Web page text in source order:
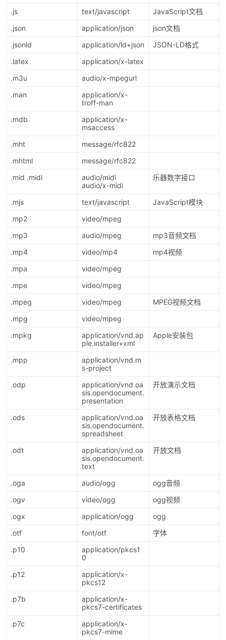
.js
text/javascript
JavaScript文档
.json
application/json
json文档
.jsonld
application/ld+json
JSON-LD格式
.latex
application/x-latex
.m3u
audio/x-mpegurl
.man
application/x-
troff-man
.mdb
application/x-
msaccess
.mht
message/rfc822
.mhtml
message/rfc822
.mid .midi
audio/midi
audio/x-midi
乐器数字接口
.mjs text/javascript
JavaScript模块
.mp2
video/mpeg
.mp3
audio/mpeg
mp3音频文档
.mp4
video/mp4
mp4视频
.mpa
video/mpeg
.mpe
video/mpeg
.mpeg
video/mpeg
MPEG视频文档
.mpg
video/mpeg
.mpkg
application/vnd.ap
ple.installer+xml
Apple安装包
.mpp
application/vnd.m
s-project
.odp
application/vnd.oa
sis.opendocument.
presentation
开放演示文档
.ods
application/vnd.oa
sis.opendocument.
spreadsheet
开放表格文档
.odt
application/vnd.oa
sis.opendocument.
text
开放文档
.oga audio/ogg
ogg音频
.ogv
video/ogg
ogg视频
.ogx
application/ogg
ogg
.otf
font/otf
字体
.p10
application/pkcs1
0
.p12
application/x-
pkcs12
.p7b
application/x-
pkcs7-certificates
.p7c
application/x-
pkcs7-mime